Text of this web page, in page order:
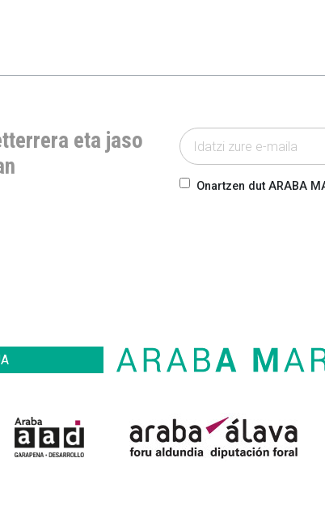
eta jaso
Onartzen dut ARABA